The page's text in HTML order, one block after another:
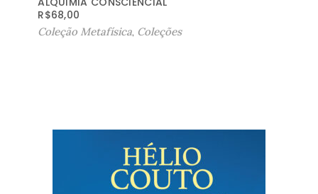
R$68,00
Coleção Metafísica, Coleções